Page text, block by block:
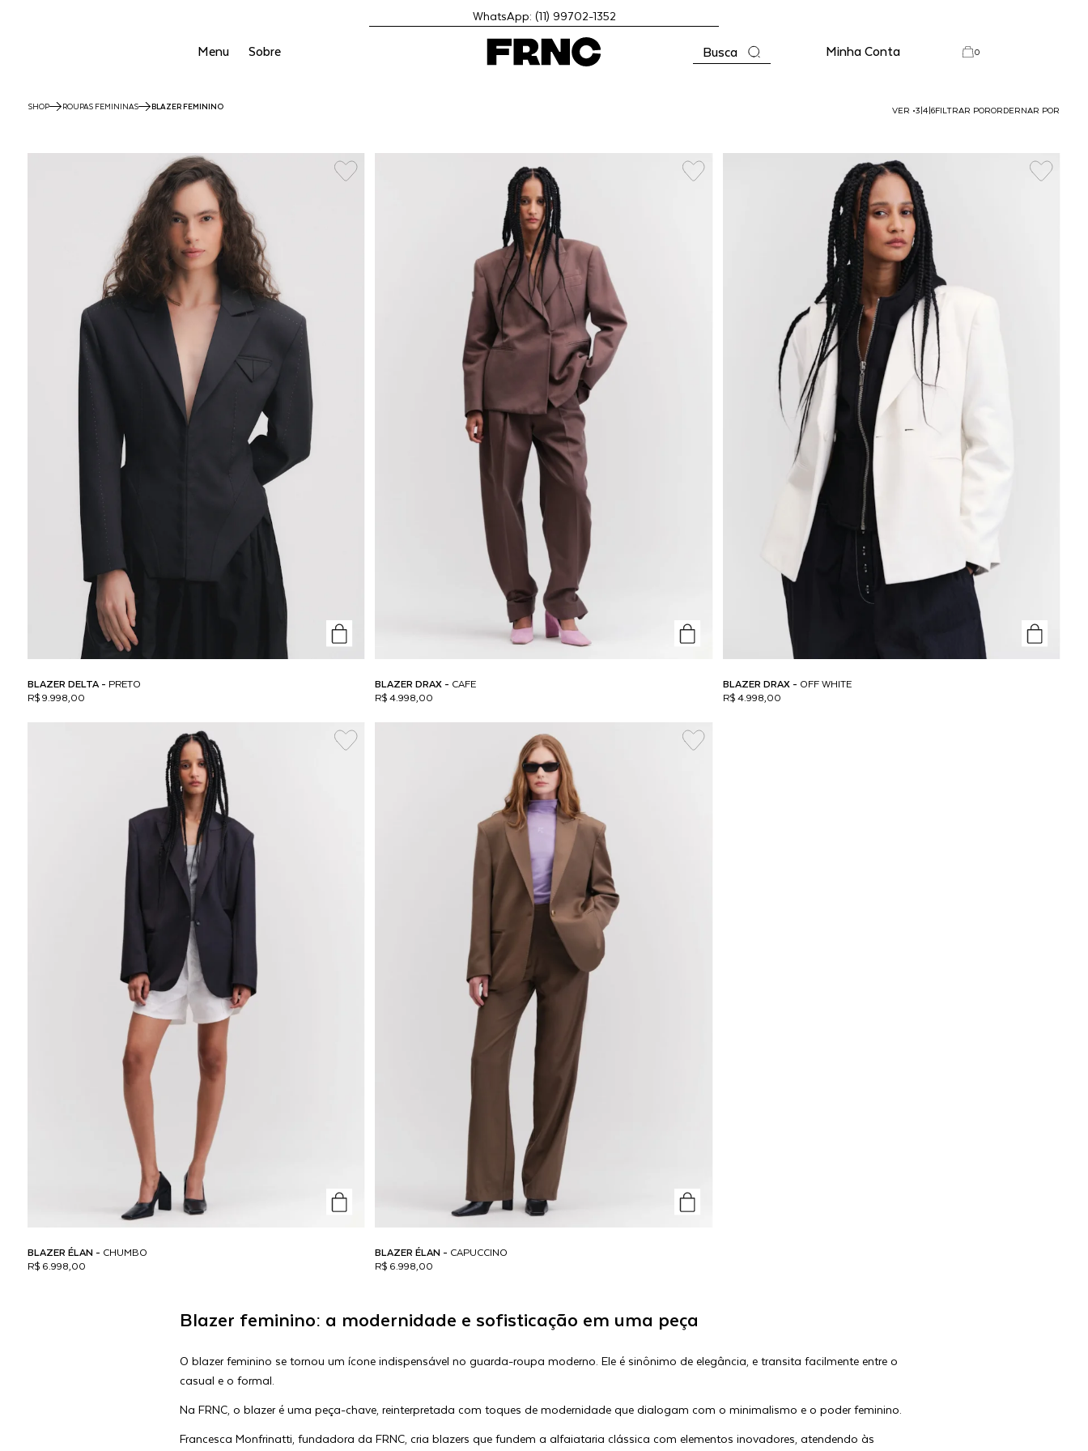
WhatsApp: (11) 99702-1352
Menu Sobre Busca Minha Conta 0
SHOP ROUPAS FEMININAS BLAZER FEMININO VER •3|4|6FILTRAR PORORDERNAR POR
BLAZER DELTA - PRETO
R$ 9.998,00
BLAZER DRAX - CAFE
R$ 4.998,00
BLAZER DRAX - OFF WHITE
R$ 4.998,00
BLAZER ÉLAN - CHUMBO
R$ 6.998,00
BLAZER ÉLAN - CAPUCCINO
R$ 6.998,00
Blazer feminino: a modernidade e sofisticação em uma peça
O blazer feminino se tornou um ícone indispensável no guarda-roupa moderno. Ele é sinônimo de elegância, e transita facilmente entre o
casual e o formal.
Na FRNC, o blazer é uma peça-chave, reinterpretada com toques de modernidade que dialogam com o minimalismo e o poder feminino.
Francesca Monfrinatti, fundadora da FRNC, cria blazers que fundem a alfaiataria clássica com elementos inovadores, atendendo às